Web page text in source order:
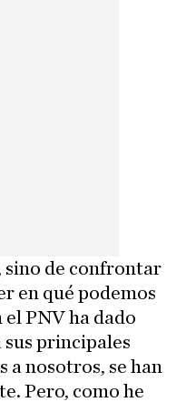
de confrontar
en qué podemos
PNV ha dado
sus principales
a nosotros, se han
Pero, como he